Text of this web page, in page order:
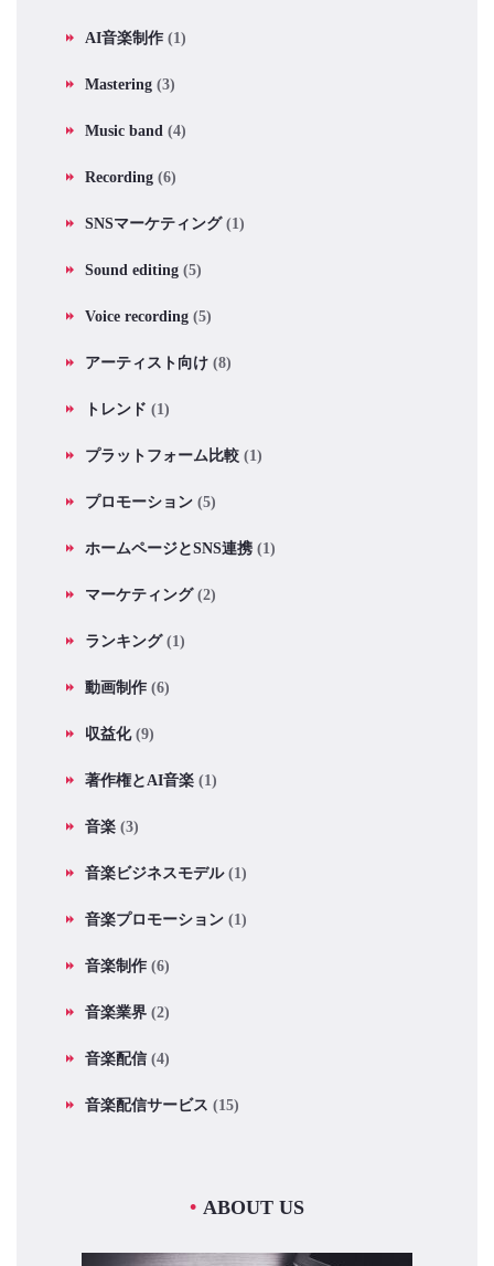
AI音楽制作 (1)
Mastering (3)
Music band (4)
Recording (6)
SNSマーケティング(1)
Sound editing (5)
Voice recording (5)
アーティスト向け (8)
トレンド (1)
プラットフォーム比較 (1)
プロモーション (5)
ホームページとSNS連携 (1)
マーケティング(2)
ランキング(1)
動画制作 (6)
収益化(9)
著作権とAI音楽 (1)
音楽 (3)
音楽ビジネスモデル(1)
音楽プロモーション (1)
音楽制作 (6)
音楽業界 (2)
音楽配信 (4)
音楽配信サービス (15)
ABOUT US